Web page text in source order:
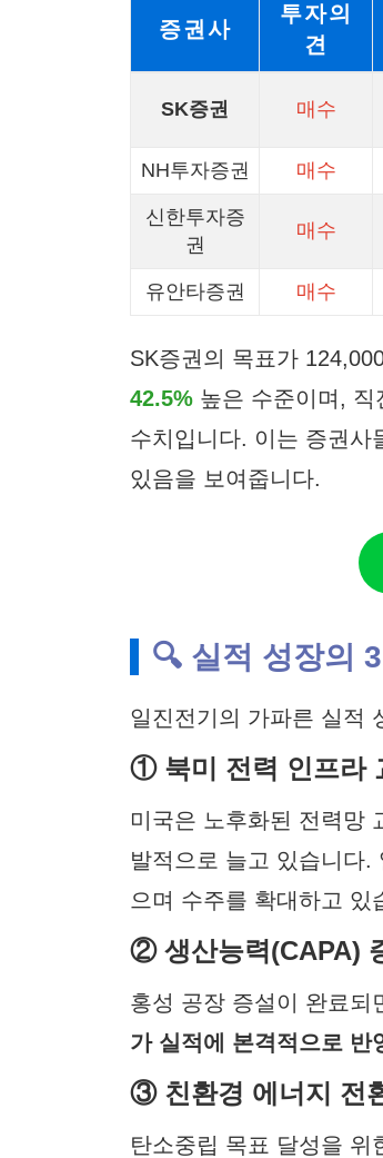
증권사
투자의
견
SK증권 매수
NH투자증권 매수
신한투자증
권
매수
유안타증권 매수
SK증권의 목표가
42.5% 높은 수준이며, 직
수치입니다. 이는 증권사
있음을 보여줍니다.
🔍 실적 성장의
일진전기의 가파른 실적
① 북미 전력 인프라
미국은 노후화된 전력망
발적으로 늘고 있습니다
으며 수주를 확대하고 있
② 생산능력(CAPA)
홍성 공장 증설이 완료되
가 실적에 본격적으로 반
③ 친환경 에너지 전
탄소중립 목표 달성을 위